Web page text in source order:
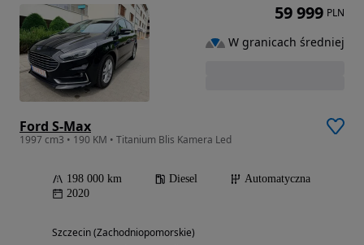
Ford S-Max
1997 cm3 • 190 KM • Titanium Blis Kamera Led
198 000 km Diesel
Automatyczna
2020
Szczecin (Zachodniopomorskie)
59 999 PLN
W granicach średniej